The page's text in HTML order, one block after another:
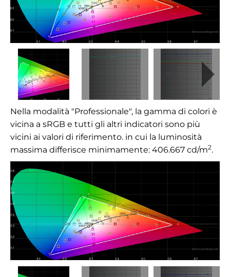
Nella modalità "Professionale", la gamma di colori è
vicina a sRGB e tutti gli altri indicatori sono più
vicini ai valori di riferimento. in cui la luminosità
massima differisce minimamente: 406.667 cd/m2.